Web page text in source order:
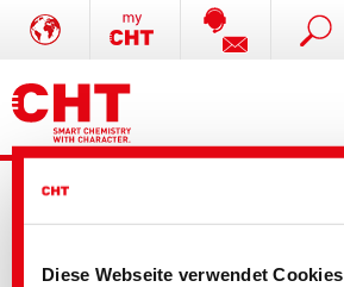
Diese Webseite verwendet Cookies